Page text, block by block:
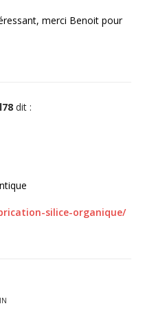
merci Benoit pour
dit :
silice-organique/